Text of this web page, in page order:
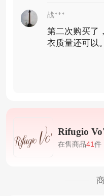
战***
第二次购买了
衣质量还可以。
Rifugio
在售商品41件